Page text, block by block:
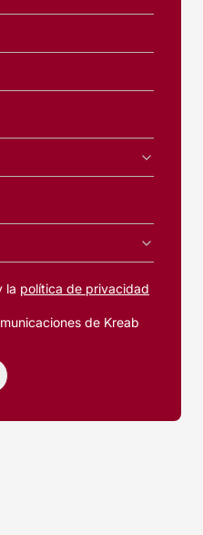
la política de privacidad
de Kreab